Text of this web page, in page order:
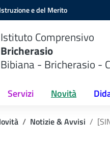
e del Merito
Istituto Comprensivo
Bricherasio
Bibiana - Bricherasio -
Servizi Novità
Notizie & Avvisi